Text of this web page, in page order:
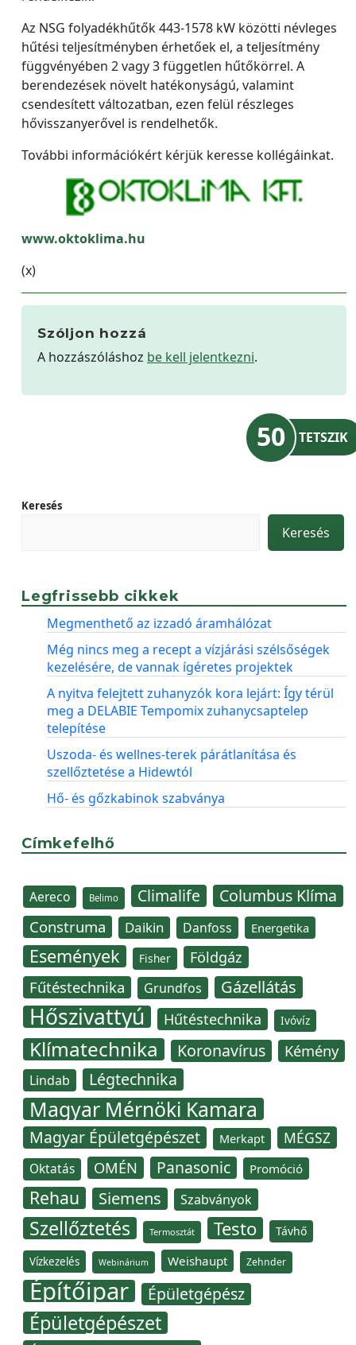
Az NSG folyadékhűtők 443-1578 kW közötti névleges
hűtési teljesítményben érhetőek el, a teljesítmény
függvényében 2 vagy 3 független hűtőkörrel. A
berendezések növelt hatékonyságú, valamint
csendesített változatban, ezen felül részleges
hővisszanyerővel is rendelhetők.
További információkért kérjük keresse kollégáinkat.
www.oktoklima.hu
(x)
Szóljon hozzá
A hozzászóláshoz be kell jelentkezni.
50 TETSZIK
Keresés
Keresés
Legfrissebb cikkek
Megmenthető az izzadó áramhálózat
Még nincs meg a recept a vízjárási szélsőségek
kezelésére, de vannak ígéretes projektek
A nyitva felejtett zuhanyzók kora lejárt: Így térül
meg a DELABIE Tempomix zuhanycsaptelep
telepítése
Uszoda- és wellnes-terek párátlanítása és
szellőztetése a Hidewtól
Hő- és gőzkabinok szabványa
Címkefelhő
Aereco Belimo Climalife Columbus Klíma
Construma Daikin Danfoss Energetika
Események Fisher Földgáz
Fűtéstechnika Grundfos Gázellátás
Hőszivattyú Hűtéstechnika Ivóvíz
Klímatechnika Koronavírus Kémény
Lindab Légtechnika
Magyar Mérnöki Kamara
Magyar Épületgépészet Merkapt MÉGSZ
Oktatás OMÉN Panasonic Promóció
Rehau Siemens Szabványok
Szellőztetés Termosztát Testo Távhő
Vízkezelés Webinárium Weishaupt Zehnder
Építőipar Épületgépész
Épületgépészet